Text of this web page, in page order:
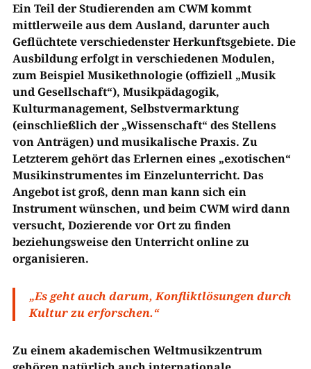
Ein Teil der Studierenden am CWM kommt
mittlerweile aus dem Ausland, darunter auch
Geflüchtete verschiedenster Herkunftsgebiete. Die
Ausbildung erfolgt in verschiedenen Modulen,
zum Beispiel Musikethnologie (offiziell „Musik
und Gesellschaft“), Musikpädagogik,
Kulturmanagement, Selbstvermarktung
(einschließlich der „Wissenschaft“ des Stellens
von Anträgen) und musikalische Praxis. Zu
Letzterem gehört das Erlernen eines „exotischen“
Musikinstrumentes im Einzelunterricht. Das
Angebot ist groß, denn man kann sich ein
Instrument wünschen, und beim CWM wird dann
versucht, Dozierende vor Ort zu finden
beziehungsweise den Unterricht online zu
organisieren.
„Es geht auch darum, Konfliktlösungen durch
Kultur zu erforschen.“
Zu einem akademischen Weltmusikzentrum